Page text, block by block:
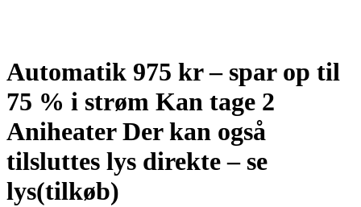
Automatik 975 kr – spar op til
75 % i strøm Kan tage 2
Aniheater Der kan også
tilsluttes lys direkte – se
lys(tilkøb)